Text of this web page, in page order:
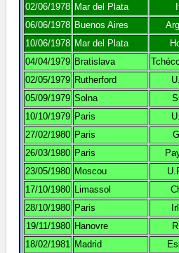
02/06/1978 Mar del Plata
06/06/1978 Buenos Aires
10/06/1978 Mar del Plata
04/04/1979 Bratislava
02/05/1979 Rutherford
05/09/1979 Solna
10/10/1979 Paris
27/02/1980 Paris
26/03/1980 Paris
23/05/1980 Moscou
17/10/1980 Limassol
28/10/1980 Paris
19/11/1980 Hanovre
18/02/1981 Madrid